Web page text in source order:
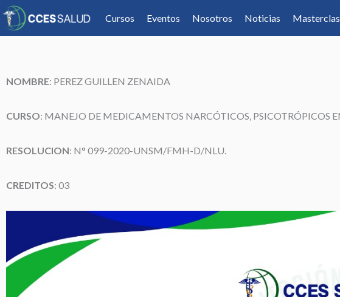
Cursos Eventos Nosotros Noticias
NOMBRE: PEREZ GUILLEN ZENAIDA
CURSO: MANEJO DE MEDICAMENTOS NARCÓTICOS, PSICOTRÓPICOS
RESOLUCION: N° 099-2020-UNSM/FMH-D/NLU.
CREDITOS: 03